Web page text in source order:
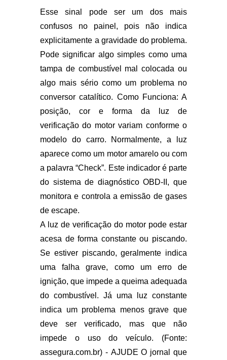
Esse sinal pode ser um dos mais
confusos no painel, pois não indica
explicitamente a gravidade do problema.
Pode significar algo simples como uma
tampa de combustível mal colocada ou
algo mais sério como um problema no
conversor catalítico. Como Funciona: A
posição, cor e forma da luz de
verificação do motor variam conforme o
modelo do carro. Normalmente, a luz
aparece como um motor amarelo ou com
a palavra “Check”. Este indicador é parte
do sistema de diagnóstico OBD-II, que
monitora e controla a emissão de gases
de escape.
A luz de verificação do motor pode estar
acesa de forma constante ou piscando.
Se estiver piscando, geralmente indica
uma falha grave, como um erro de
ignição, que impede a queima adequada
do combustível. Já uma luz constante
indica um problema menos grave que
deve ser verificado, mas que não
impede o uso do veículo. (Fonte:
assegura.com.br) - AJUDE O jornal que